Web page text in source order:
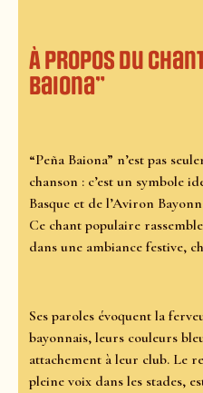
À propos du
Baiona”
“Peña Baiona” n’est pas
chanson : c’est un symbole
Basque et de l’Aviron
Ce chant populaire
dans une ambiance festive,
Ses paroles évoquent la
bayonnais, leurs couleurs
attachement à leur club. Le
pleine voix dans les stades,